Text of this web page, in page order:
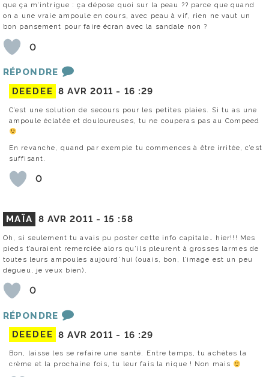
que ça m’intrigue : ça dépose quoi sur la peau ?? parce que quand
on a une vraie ampoule en cours, avec peau à vif, rien ne vaut un
bon pansement pour faire écran avec la sandale non ?
0
RÉPONDRE
DEEDEE 8 AVR 2011 - 16 :29
C’est une solution de secours pour les petites plaies. Si tu as une
ampoule éclatée et douloureuses, tu ne couperas pas au Compeed
En revanche, quand par exemple tu commences à être irritée, c’est
suffisant.
0
MAÏA 8 AVR 2011 -15 :58
Oh, si seulement tu avais pu poster cette info capitale… hier!!! Mes
pieds t’auraient remerciée alors qu’ils pleurent à grosses larmes de
toutes leurs ampoules aujourd’hui (ouais, bon, l’image est un peu
dégueu, je veux bien).
0
RÉPONDRE
DEEDEE 8 AVR 2011 - 16 :29
Bon, laisse les se refaire une santé. Entre temps, tu achètes la
crème et la prochaine fois, tu leur fais la nique ! Non mais